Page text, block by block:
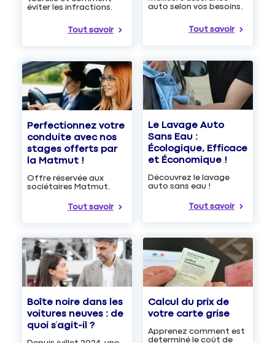
éviter les infractions.
Tout savoir
auto selon vos besoins.
Tout savoir
Perfectionnez votre
conduite avec nos
stages offerts par
la Matmut !
Offre réservée aux
sociétaires Matmut.
Tout savoir
Le Lavage Auto
Sans Eau :
Écologique, Efficace
et Économique !
Découvrez le lavage
auto sans eau !
Tout savoir
Boîte noire dans les
voitures neuves : de
quoi s’agit-il ?
Calcul du prix de
votre carte grise
Apprenez comment est
determiné le coût de